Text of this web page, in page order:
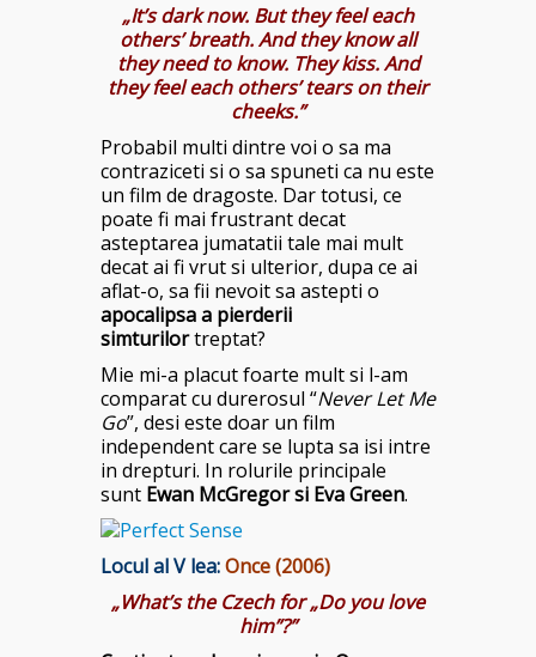
„It’s dark now. But they feel each
others’ breath. And they know all
they need to know. They kiss. And
they feel each others’ tears on their
cheeks.”
Probabil multi dintre voi o sa ma
contraziceti si o sa spuneti ca nu este
un film de dragoste. Dar totusi, ce
poate fi mai frustrant decat
asteptarea jumatatii tale mai mult
decat ai fi vrut si ulterior, dupa ce ai
aflat-o, sa fii nevoit sa astepti o
apocalipsa a pierderii
simturilortreptat?
Mie mi-a placut foarte mult si l-am
comparat cu durerosul “Never Let Me
Go”, desi este doar un film
independent care se lupta sa isi intre
in drepturi. In rolurile principale
sunt Ewan McGregor si Eva Green.
Locul al V lea:Once (2006)
„What’s the Czech for „Do you love
him”?”